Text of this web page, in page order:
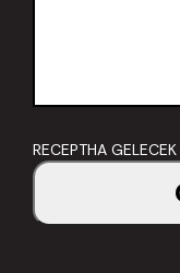
RECEPTHA GELECEK